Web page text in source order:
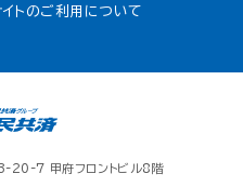
イトのご利用について
7 甲府フロントビル8階